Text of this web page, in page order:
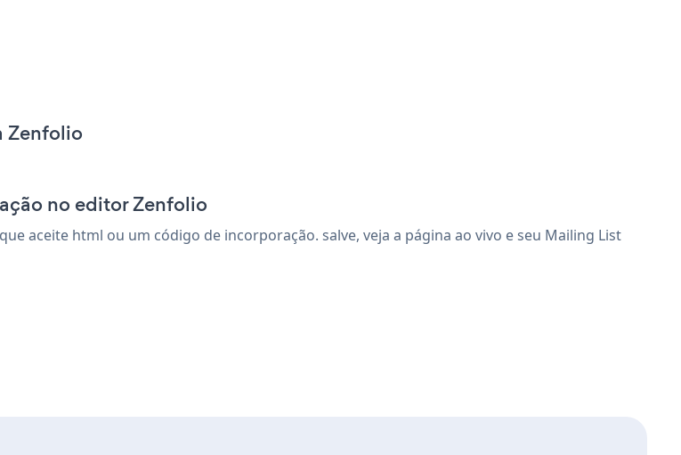
Zenfolio
no editor Zenfolio
aceite html ou um código de incorporação. salve, veja a página ao vivo e seu Mailing List